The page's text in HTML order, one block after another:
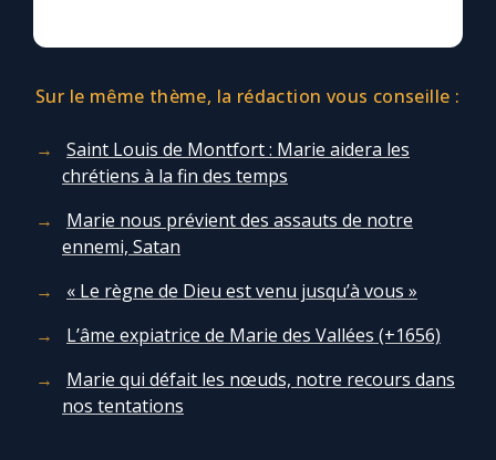
Sur le même thème, la rédaction vous conseille :
Saint Louis de Montfort : Marie aidera les
chrétiens à la fin des temps
Marie nous prévient des assauts de notre
ennemi, Satan
« Le règne de Dieu est venu jusqu’à vous »
L’âme expiatrice de Marie des Vallées (+1656)
Marie qui défait les nœuds, notre recours dans
nos tentations